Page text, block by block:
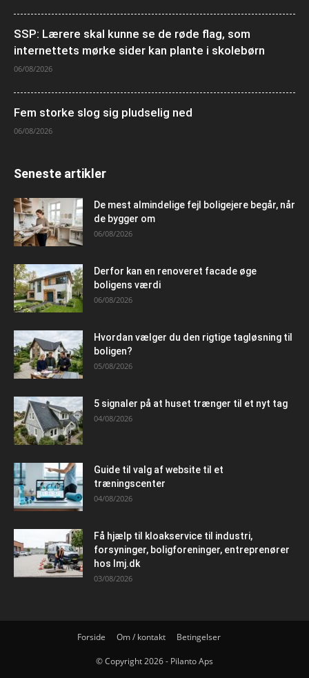
SSP: Lærere skal kunne se de røde flag, som
internettets mørke sider kan plante i skolebørn
06/08/2026
Fem storke slog sig pludselig ned
06/08/2026
Seneste artikler
De mest almindelige fejl boligejere begår, når
de bygger om
06/08/2026
Derfor kan en renoveret facade øge
boligens værdi
06/08/2026
Hvordan vælger du den rigtige tagløsning til
boligen?
05/08/2026
5 signaler på at huset trænger til et nyt tag
04/08/2026
Guide til valg af website til et
træningscenter
04/08/2026
Få hjælp til kloakservice til industri,
forsyninger, boligforeninger, entreprenører
hos lmj.dk
03/08/2026
Forside Om / kontakt Betingelser
© Copyright 2026 - Pilanto Aps